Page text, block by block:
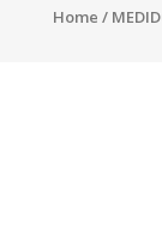
Home /